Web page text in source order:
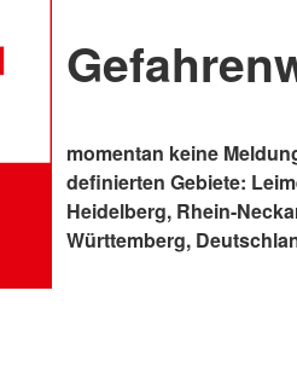
momentan keine
definierten Gebiete:
Heidelberg, Rhein-
Württemberg,